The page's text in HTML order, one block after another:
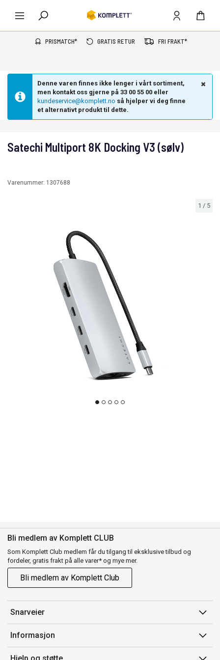
PRISMATCH* GRATIS RETUR FRI FRAKT*
Denne varen finnes ikke lenger i vårt sortiment,
men kontakt oss gjerne på 33 00 55 00 eller
kundeservice@komplett.no så hjelper vi deg finne
et alternativt produkt til dette.
1 / 5
Satechi Multiport 8K Docking V3 (sølv)
Varenummer: 1307688
Bli medlem av Komplett CLUB
Som Komplett Club medlem får du tilgang til eksklusive tilbud og
fordeler, gratis frakt på alle varer* og mye mer.
Bli medlem av Komplett Club
Snarveier
Min side
Ordreoversikt
Informasjon
Salgsbetingelser